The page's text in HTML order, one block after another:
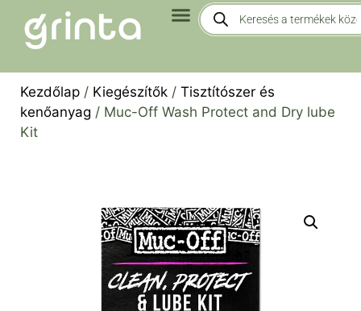
Kezdőlap / Kiegészítők / Tisztítószer és
kenőanyag / Muc-Off Wash Protect and Dry lube
Kit